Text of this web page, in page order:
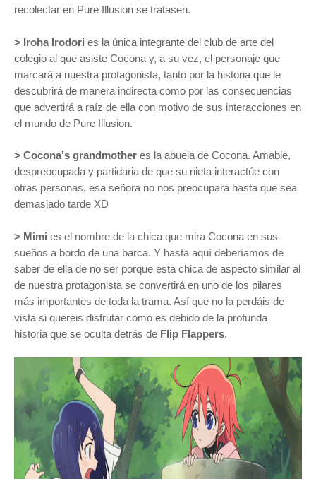
recolectar en Pure Illusion se tratasen.
> Iroha Irodori es la única integrante del club de arte del
colegio al que asiste Cocona y, a su vez, el personaje que
marcará a nuestra protagonista, tanto por la historia que le
descubrirá de manera indirecta como por las consecuencias
que advertirá a raíz de ella con motivo de sus interacciones en
el mundo de Pure Illusion.
> Cocona's grandmother es la abuela de Cocona. Amable,
despreocupada y partidaria de que su nieta interactúe con
otras personas, esa señora no nos preocupará hasta que sea
demasiado tarde XD
> Mimi es el nombre de la chica que mira Cocona en sus
sueños a bordo de una barca. Y hasta aquí deberíamos de
saber de ella de no ser porque esta chica de aspecto similar al
de nuestra protagonista se convertirá en uno de los pilares
más importantes de toda la trama. Así que no la perdáis de
vista si queréis disfrutar como es debido de la profunda
historia que se oculta detrás de Flip Flappers.